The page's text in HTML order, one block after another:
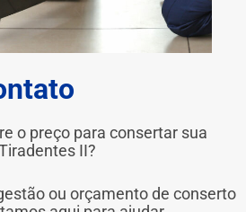
o preço para consertar sua
II?
ou orçamento de conserto